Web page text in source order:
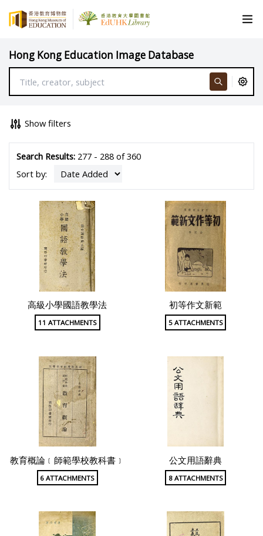
Hong Kong Education Image Database
Show filters
Search Results:277 - 288 of 360
Sort by:
高級小學國語教學法
11 ATTACHMENTS
初等作文新範
5 ATTACHMENTS
教育概論﹝師範學校教科書﹞
6 ATTACHMENTS
公文用語辭典
8 ATTACHMENTS